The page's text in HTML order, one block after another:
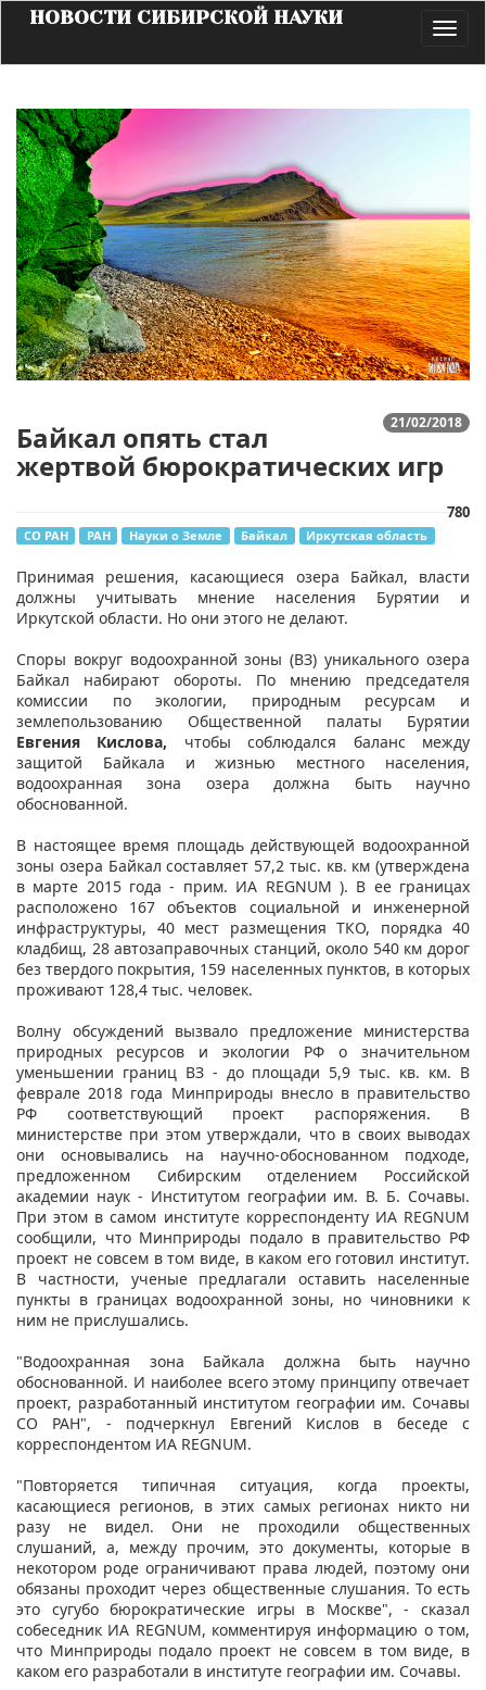
НОВОСТИ СИБИРСКОЙ НАУКИ
21/02/2018
Байкал опять стал
жертвой бюрократических игр
780
СО РАН РАН Науки о Земле Байкал Иркутская область
Принимая решения, касающиеся озера Байкал, власти
должны учитывать мнение населения Бурятии и
Иркутской области. Но они этого не делают.
Споры вокруг водоохранной зоны (ВЗ) уникального озера
Байкал набирают обороты. По мнению председателя
комиссии по экологии, природным ресурсам и
землепользованию Общественной палаты Бурятии
Евгения Кислова, чтобы соблюдался баланс между
защитой Байкала и жизнью местного населения,
водоохранная зона озера должна быть научно
обоснованной.
В настоящее время площадь действующей водоохранной
зоны озера Байкал составляет 57,2 тыс. кв. км (утверждена
в марте 2015 года - прим. ИА REGNUM ). В ее границах
расположено 167 объектов социальной и инженерной
инфраструктуры, 40 мест размещения ТКО, порядка 40
кладбищ, 28 автозаправочных станций, около 540 км дорог
без твердого покрытия, 159 населенных пунктов, в которых
проживают 128,4 тыс. человек.
Волну обсуждений вызвало предложение министерства
природных ресурсов и экологии РФ о значительном
уменьшении границ ВЗ - до площади 5,9 тыс. кв. км. В
феврале 2018 года Минприроды внесло в правительство
РФ соответствующий проект распоряжения. В
министерстве при этом утверждали, что в своих выводах
они основывались на научно-обоснованном подходе,
предложенном Сибирским отделением Российской
академии наук - Институтом географии им. В. Б. Сочавы.
При этом в самом институте корреспонденту ИА REGNUM
сообщили, что Минприроды подало в правительство РФ
проект не совсем в том виде, в каком его готовил институт.
В частности, ученые предлагали оставить населенные
пункты в границах водоохранной зоны, но чиновники к
ним не прислушались.
"Водоохранная зона Байкала должна быть научно
обоснованной. И наиболее всего этому принципу отвечает
проект, разработанный институтом географии им. Сочавы
СО РАН", - подчеркнул Евгений Кислов в беседе с
корреспондентом ИА REGNUM.
"Повторяется типичная ситуация, когда проекты,
касающиеся регионов, в этих самых регионах никто ни
разу не видел. Они не проходили общественных
слушаний, а, между прочим, это документы, которые в
некотором роде ограничивают права людей, поэтому они
обязаны проходит через общественные слушания. То есть
это сугубо бюрократические игры в Москве", - сказал
собеседник ИА REGNUM, комментируя информацию о том,
что Минприроды подало проект не совсем в том виде, в
каком его разработали в институте географии им. Сочавы.